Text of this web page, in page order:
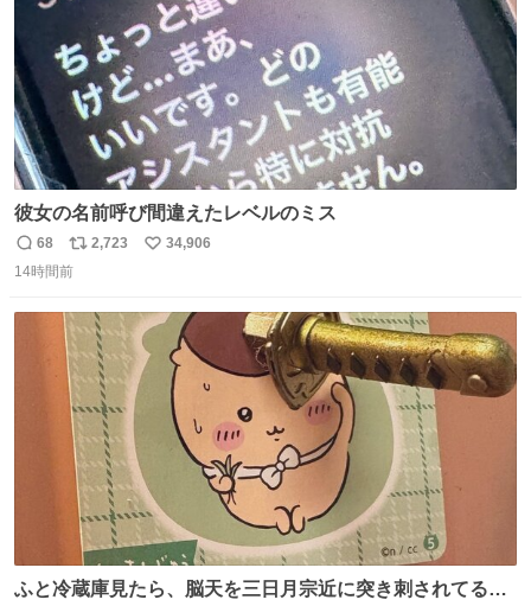
彼女の名前呼び間違えたレベルのミス
返
信
68
リ
ポ
ト
数
2,723
い
数
34,906
14時間前
ふと冷蔵庫見たら、脳天を三日月宗近に突き刺されてるく